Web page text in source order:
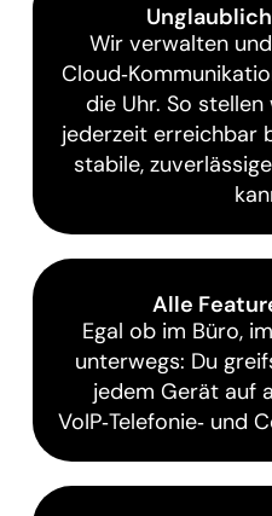
Wir verwalten
die Uhr. So
jederzeit erreichbar
stabile,
Alle
Egal ob im Büro,
unterwegs: Du
jedem Gerät auf
VoIP‑Telefonie‑ und